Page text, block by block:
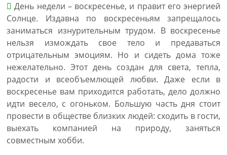
День недели – воскресенье, и правит его энергией
Солнце. Издавна по воскресеньям запрещалось
заниматься изнурительным трудом. В воскресенье
нельзя измождать свое тело и предаваться
отрицательным эмоциям. Но и сидеть дома тоже
нежелательно. Этот день создан для света, тепла,
радости и всеобъемлющей любви. Даже если в
воскресенье вам приходится работать, дело должно
идти весело, с огоньком. Большую часть дня стоит
провести в обществе близких людей: сходить в гости,
выехать компанией на природу, заняться
совместным хобби.